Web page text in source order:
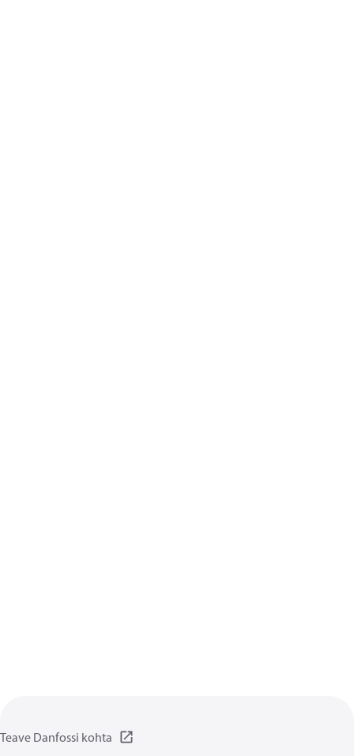
Teave Danfossi kohta